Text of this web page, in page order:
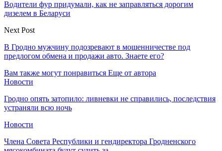
Водители фур придумали, как не заправляться дорогим
дизелем в Беларуси
Next Post
В Гродно мужчину подозревают в мошенничестве под
предлогом обмена и продажи авто. Знаете его?
Вам также могут понравиться Еще от автора
Новости
Гродно опять затопило: ливневки не справились, последствия
устраняли всю ночь
Новости
Члена Совета Республики и гендиректора Гродненского